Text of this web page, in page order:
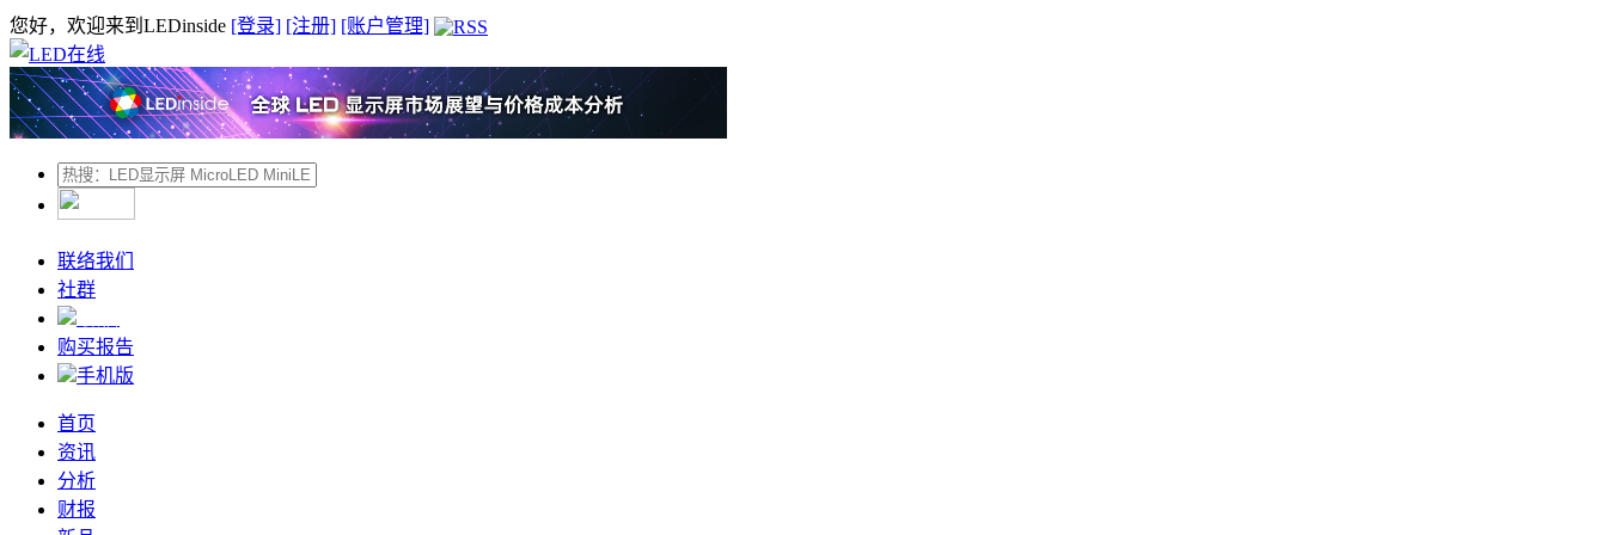
您好，欢迎来到LEDinside [登录] [注册] [账户管理]
联络我们
社群
购买报告
手机版
首页
资讯
分析
财报